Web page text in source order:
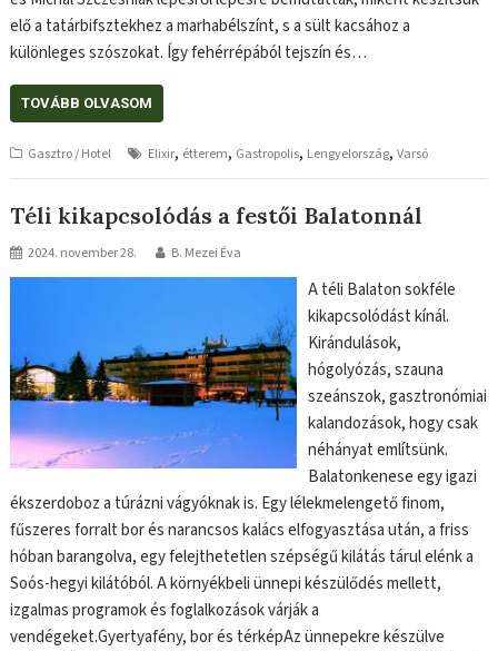
elő a tatárbifsztekhez a marhabélszínt, s a sült kacsához a
különleges szószokat. Így fehérrépából tejszín és…
TOVÁBB OLVASOM
Gasztro / Hotel Elixir, étterem, Gastropolis, Lengyelország,Varsó
Téli kikapcsolódás a festői Balatonnál
2024. november 28. B. Mezei Éva
A téli Balaton sokféle
kikapcsolódást kínál.
Kirándulások,
hógolyózás, szauna
szeánszok, gasztronómiai
kalandozások, hogy csak
néhányat említsünk.
Balatonkenese egy igazi
ékszerdoboz a túrázni vágyóknak is. Egy lélekmelengető finom,
fűszeres forralt bor és narancsos kalács elfogyasztása után, a friss
hóban barangolva, egy felejthetetlen szépségű kilátás tárul elénk a
Soós-hegyi kilátóból. A környékbeli ünnepi készülődés mellett,
izgalmas programok és foglalkozások várják a
vendégeket.Gyertyafény, bor és térképAz ünnepekre készülve